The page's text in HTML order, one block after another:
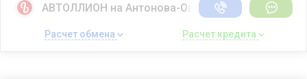
АВТОЛЛИОН на Антонова-Овсеенко
Расчет обмена Расчет кредита